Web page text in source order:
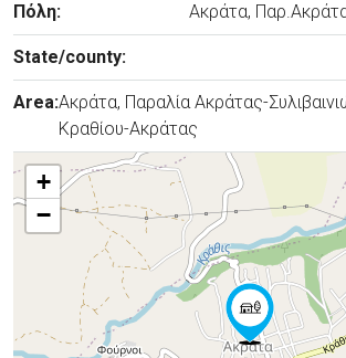
Πόλη: Ακράτα,
State/county:
Area:Ακράτα, Παραλία Ακράτας-
Κραθίου-Ακράτας
+
−